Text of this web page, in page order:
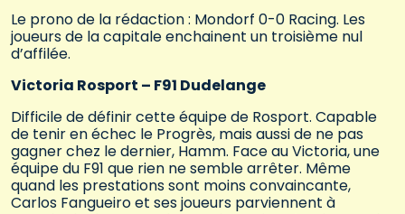
Le prono de la rédaction : Mondorf 0-0 Racing. Les
joueurs de la capitale enchainent un troisième nul
d’affilée.
Victoria Rosport – F91 Dudelange
Difficile de définir cette équipe de Rosport. Capable
de tenir en échec le Progrès, mais aussi de ne pas
gagner chez le dernier, Hamm. Face au Victoria, une
équipe du F91 que rien ne semble arrêter. Même
quand les prestations sont moins convaincante,
Carlos Fangueiro et ses joueurs parviennent à